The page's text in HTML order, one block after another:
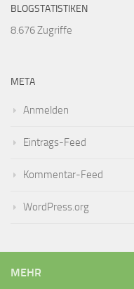
BLOGSTATISTIKEN
8.676 Zugriffe
META
Anmelden
Eintrags-Feed
Kommentar-Feed
WordPress.org
MEHR